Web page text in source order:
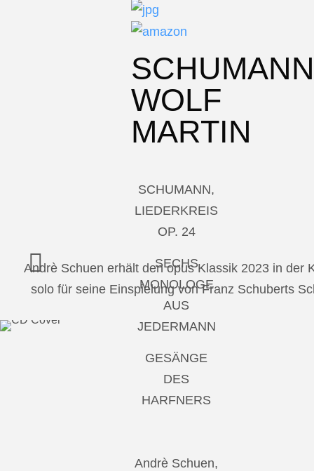
SCHUMANN
WOLF
MARTIN
SCHUMANN,
LIEDERKREIS
OP. 24
SECHS
MONOLOGE
AUS
JEDERMANN
GESÄNGE
DES
HARFNERS
Andrè Schuen,
Andrè Schuen erhält den opus Klassik 2023 in der
solo für seine Einspielung von Franz Schuberts